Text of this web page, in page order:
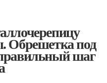
Обрешетка под
шаг